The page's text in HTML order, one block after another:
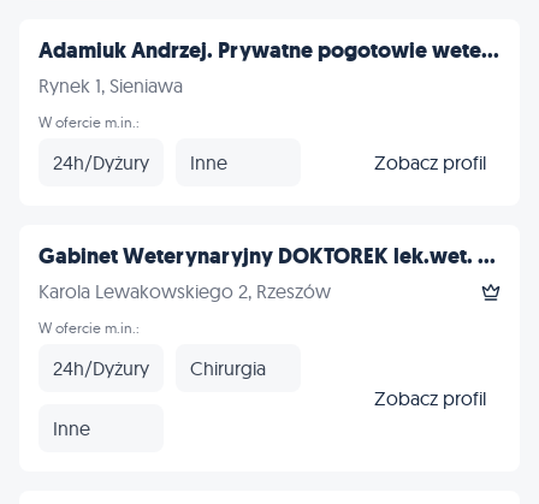
Adamiuk Andrzej. Prywatne pogotowie wete...
Rynek 1, Sieniawa
W ofercie m.in.:
24h/Dyżury Inne Zobacz profil
Gabinet Weterynaryjny DOKTOREK lek.wet. ...
Karola Lewakowskiego 2, Rzeszów
W ofercie m.in.:
24h/Dyżury Chirurgia
Inne
Zobacz profil